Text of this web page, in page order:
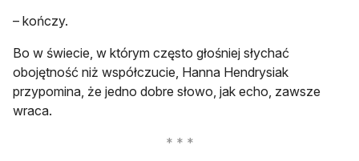
– kończy.
Bo w świecie, w którym często głośniej słychać
obojętność niż współczucie, Hanna Hendrysiak
przypomina, że jedno dobre słowo, jak echo, zawsze
wraca.